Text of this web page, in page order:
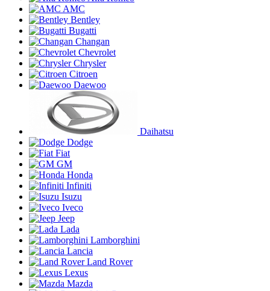
AMC
Bentley
Bugatti
Changan
Chevrolet
Chrysler
Citroen
Daewoo
Daihatsu
Dodge
Fiat
GM
Honda
Infiniti
Isuzu
Iveco
Jeep
Lada
Lamborghini
Lancia
Land Rover
Lexus
Mazda